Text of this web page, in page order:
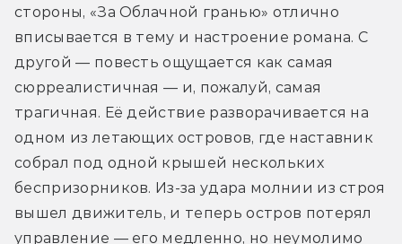
стороны, «За Облачной гранью» отлично
вписывается в тему и настроение романа. С
другой — повесть ощущается как самая
сюрреалистичная — и, пожалуй, самая
трагичная. Её действие разворачивается на
одном из летающих островов, где наставник
собрал под одной крышей нескольких
беспризорников. Из-за удара молнии из строя
вышел движитель, и теперь остров потерял
управление — его медленно, но неумолимо